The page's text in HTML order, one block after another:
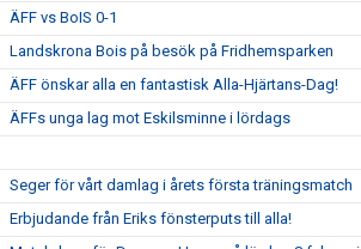
ÄFF vs BoIS 0-1
Landskrona Bois på besök på Fridhemsparken
ÄFF önskar alla en fantastisk Alla-Hjärtans-Dag!
ÄFFs unga lag mot Eskilsminne i lördags
Seger för vårt damlag i årets första träningsmatch
Erbjudande från Eriks fönsterputs till alla!